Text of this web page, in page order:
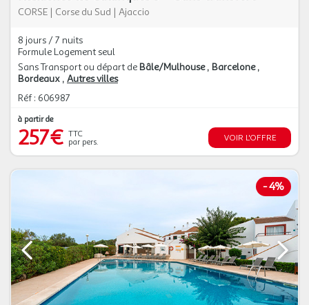
CORSE | Corse du Sud | Ajaccio
8 jours / 7 nuits
Formule Logement seul
Sans Transport ou départ de Bâle/Mulhouse Barcelone
Bordeaux Autres villes
Réf : 606987
à partir de
257€ TTC
par pers.
VOIR L'OFFRE
-4%